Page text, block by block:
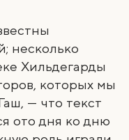
несколько
Хильдегарды
которых мы
— что текст
ото дня ко дню